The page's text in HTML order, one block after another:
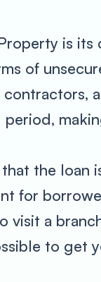
is
of
the
for
a
to get